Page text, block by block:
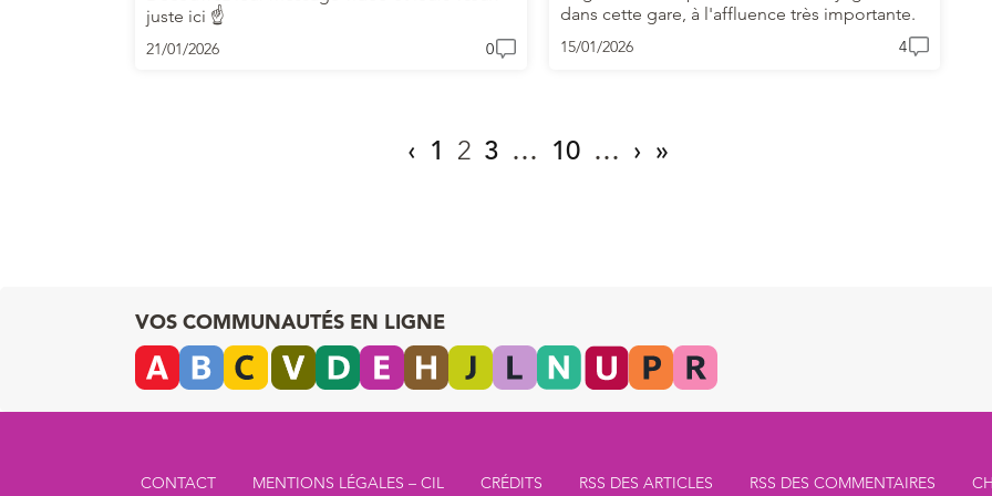
juste ici ☝
21/01/2026 0
dans cette gare, à l'affluence très importante.
15/01/2026 4
‹ 1 2 3 … 10 … › »
VOS COMMUNAUTÉS EN LIGNE
CONTACT MENTIONS LÉGALES – CIL CRÉDITS RSS DES ARTICLES RSS DES COMMENTAIRES